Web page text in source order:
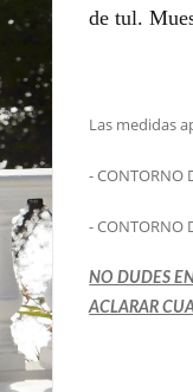
de tul.
Las medidas
- CONTORNO
- CONTORNO
NO DUDES
ACLARAR